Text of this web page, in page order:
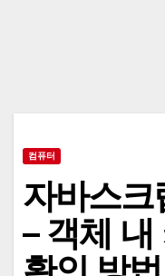
컴퓨터
자바스크
– 객체